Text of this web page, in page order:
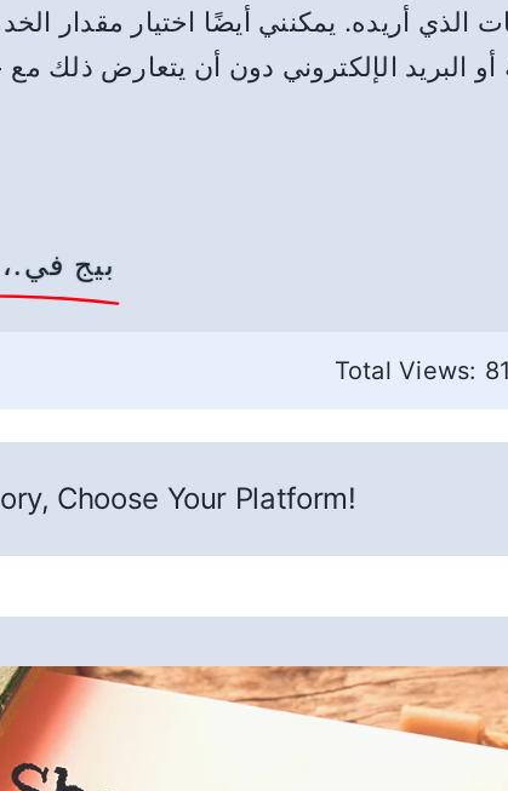
أريده. يمكنني أيضًا اختيار مقدار
البريد الإلكتروني دون أن يتعارض ذلك مع
بيج في.،
Total Views:
Choose Your Platform!